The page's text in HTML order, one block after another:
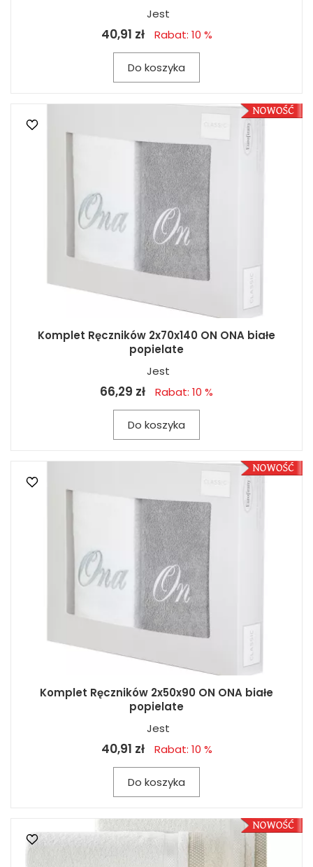
Jest
40,91 zł Rabat: 10 %
Do koszyka
Komplet Ręczników 2x70x140 ON ONA białe
popielate
Jest
66,29 zł Rabat: 10 %
Do koszyka
Komplet Ręczników 2x50x90 ON ONA białe
popielate
Jest
40,91 zł Rabat: 10 %
Do koszyka